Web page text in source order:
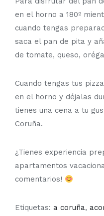
en el horno a 180º
cuando tengas
saca el pan de pita y
de tomate, queso,
Cuando tengas tus
en el horno y déjalas
tienes una cena a tu
Coruña.
¿Tienes experiencia
apartamentos
comentarios!
Etiquetas: a coruña,